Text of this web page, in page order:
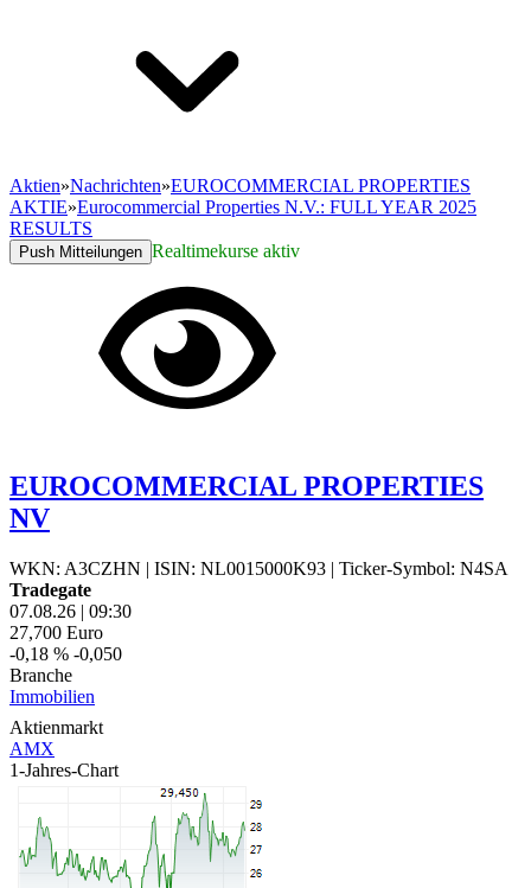
Aktien»Nachrichten»EUROCOMMERCIAL PROPERTIES
AKTIE»Eurocommercial Properties N.V.: FULL YEAR 2025
RESULTS
Push Mitteilungen Realtimekurse aktiv
EUROCOMMERCIAL PROPERTIES
NV
WKN: A3CZHN | ISIN: NL0015000K93 | Ticker-Symbol: N4SA
Tradegate
07.08.26 | 09:30
27,700 Euro
-0,18 % -0,050
Branche
Immobilien
Aktienmarkt
AMX
1-Jahres-Chart